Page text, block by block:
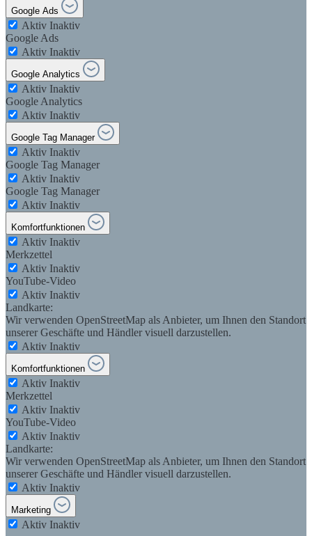
Google Ads
Aktiv Inaktiv
Google Ads
Aktiv Inaktiv
Google Analytics
Aktiv Inaktiv
Google Analytics
Aktiv Inaktiv
Google Tag Manager
Aktiv Inaktiv
Google Tag Manager
Aktiv Inaktiv
Google Tag Manager
Aktiv Inaktiv
Komfortfunktionen
Aktiv Inaktiv
Merkzettel
Aktiv Inaktiv
YouTube-Video
Aktiv Inaktiv
Landkarte:
Wir verwenden OpenStreetMap als Anbieter, um Ihnen den Standort
unserer Geschäfte und Händler visuell darzustellen.
Aktiv Inaktiv
Komfortfunktionen
Aktiv Inaktiv
Merkzettel
Aktiv Inaktiv
YouTube-Video
Aktiv Inaktiv
Landkarte:
Wir verwenden OpenStreetMap als Anbieter, um Ihnen den Standort
unserer Geschäfte und Händler visuell darzustellen.
Aktiv Inaktiv
Marketing
Aktiv Inaktiv